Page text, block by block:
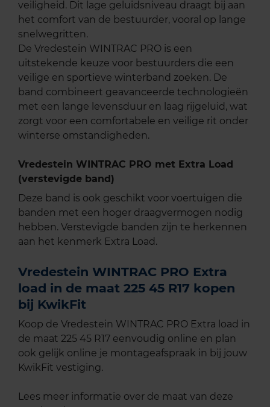
veiligheid. Dit lage geluidsniveau draagt bij aan
het comfort van de bestuurder, vooral op lange
snelwegritten.
De Vredestein WINTRAC PRO is een
uitstekende keuze voor bestuurders die een
veilige en sportieve winterband zoeken. De
band combineert geavanceerde technologieën
met een lange levensduur en laag rijgeluid, wat
zorgt voor een comfortabele en veilige rit onder
winterse omstandigheden.
Vredestein WINTRAC PRO met Extra Load
(verstevigde band)
Deze band is ook geschikt voor voertuigen die
banden met een hoger draagvermogen nodig
hebben. Verstevigde banden zijn te herkennen
aan het kenmerk Extra Load.
Vredestein WINTRAC PRO Extra
load in de maat 225 45 R17 kopen
bij KwikFit
Koop de Vredestein WINTRAC PRO Extra load in
de maat 225 45 R17 eenvoudig online en plan
ook gelijk online je montageafspraak in bij jouw
KwikFit vestiging.
Lees meer informatie over de maat van deze